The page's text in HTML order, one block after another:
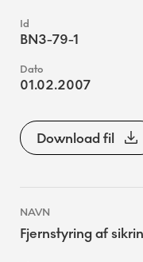
BN3-79-1
01.02.2007
Download fil
Fjernstyring af